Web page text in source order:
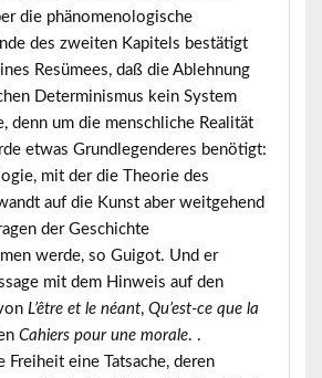
die phänomenologische
des zweiten Kapitels bestätigt
Resümees, daß die Ablehnung
Determinismus kein System
denn um die menschliche Realität
etwas Grundlegenderes benötigt:
mit der die Theorie des
auf die Kunst aber weitgehend
der Geschichte
werde, so Guigot. Und er
mit dem Hinweis auf den
L’être et le néant, Qu’est-ce que la
Cahiers pour une morale. .
Freiheit eine Tatsache, deren